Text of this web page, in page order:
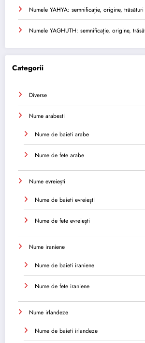
Numele YAHYA: semnificație, origine,
Numele YAGHUTH: semnificație, origine,
Categorii
Diverse
Nume arabesti
Nume de baieti arabe
Nume de fete arabe
Nume evreiești
Nume de baieti evreiești
Nume de fete evreiești
Nume iraniene
Nume de baieti iraniene
Nume de fete iraniene
Nume irlandeze
Nume de baieti irlandeze